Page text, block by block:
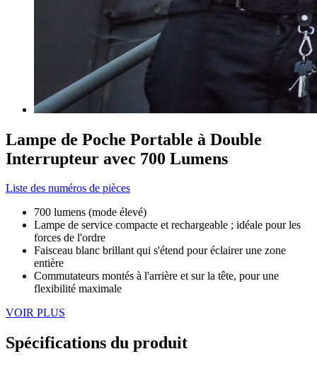
Lampe de Poche Portable à Double
Interrupteur avec 700 Lumens
Liste des numéros de pièces
700 lumens (mode élevé)
Lampe de service compacte et rechargeable ; idéale pour les
forces de l'ordre
Faisceau blanc brillant qui s'étend pour éclairer une zone
entière
Commutateurs montés à l'arrière et sur la tête, pour une
flexibilité maximale
VOIR PLUS
Spécifications du produit